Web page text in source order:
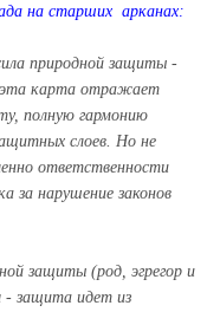
на старших арканах:
природной защиты -
эта карта отражает
полную гармонию
слоев. Но не
ответственности
за нарушение законов
защиты (род, эгрегор и
- защита идет из